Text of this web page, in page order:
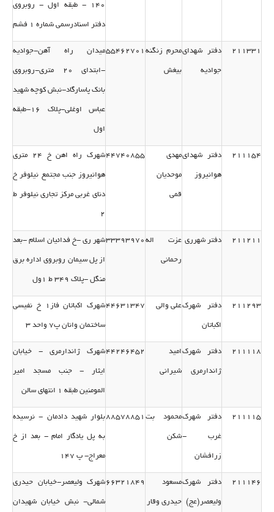
140 - طبقه اول - روبروی
دفتر اسنادرسمی شماره 1 فشم
211331 دفتر شهدای
جوادیه
محرم زنگنه
بیغش
55462701میدان راه آهن-جوادیه
-ابتدای 20 متری-روبروی
بانك پاسارگاد-نبش كوچه شهید
عباس اوغلی-پلاك 16-طبقه
اول
211154 دفتر شهدای
هوانیروز
مهدی
موحدیان
قمی
44740855 شهرك راه اهن خ 24 متری
هوانیروز جنب مجتمع نیلوفر خ
دنای غربی مركز تجاری نیلوفر ط
2
211211 دفتر شهرری عزت اله
رحمانی
33393970شهر ری -خ فدائیان اسلام -بعد
از پل سیمان روبروی اداره برق
منگل -پلاك 349 ط 1ول
211293 دفتر شهرك
اكباتان
علی والی 44631347 شهرك اكباتان فاز1 خ نفیسی
ساختمان وانان پ7 واحد 3
211118 دفتر شهرك
ژاندارمری
امید
شیرانی
44246452شهرك ژاندارمری - خیابان
ایثار - جنب مسجد امیر
المومنین طبقه 1 انتهای سالن
211115 دفتر شهرك
غرب -
زرافشان
محمود بت
شكن
88578851بلوار شهید دادمان - نرسیده
به پل یادگار امام - بعد از خ
معراج- پ 147
211146 دفتر شهرك
ولیعصر(عج)
مسعود
حیدری وقار
66321849شهرك ولیعصر-خیابان حیدری
شمالی- نبش خیابان شهیدان